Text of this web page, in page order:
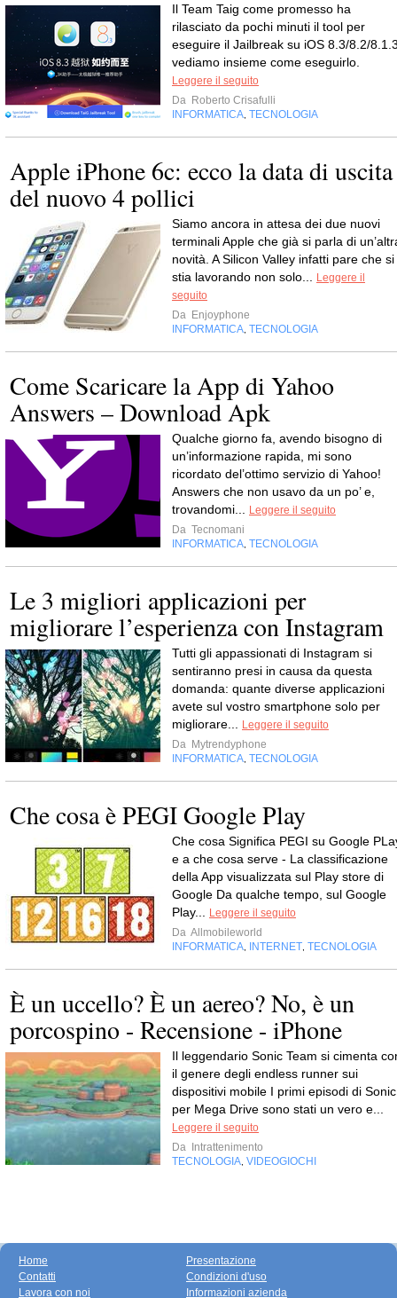
Il Team Taig come promesso ha
rilasciato da pochi minuti il tool per
eseguire il Jailbreak su iOS 8.3/8.2/
vediamo insieme come eseguirlo.
Leggere il seguito
Da Roberto Crisafulli
INFORMATICA TECNOLOGIA
Apple iPhone 6c: ecco la data di uscita
del nuovo 4 pollici
Siamo ancora in attesa dei due nuovi
terminali Apple che già si parla di
novità. A Silicon Valley infatti pare che si
stia lavorando non solo...
Leggere il
seguito
Da Enjoyphone
INFORMATICA TECNOLOGIA
Come Scaricare la App di Yahoo
Answers – Download Apk
Qualche giorno fa, avendo bisogno di
un’informazione rapida, mi sono
ricordato del’ottimo servizio di Yahoo!
Answers che non usavo da un po’ e,
trovandomi...
Leggere il seguito
Da Tecnomani
INFORMATICA TECNOLOGIA
Le 3 migliori applicazioni per
migliorare l’esperienza con Instagram
Tutti gli appassionati di Instagram si
sentiranno presi in causa da questa
domanda: quante diverse applicazioni
avete sul vostro smartphone solo per
migliorare...
Leggere il seguito
Da Mytrendyphone
INFORMATICA TECNOLOGIA
Che cosa è PEGI Google Play
Che cosa Significa PEGI su Google
e a che cosa serve - La classificazione
della App visualizzata sul Play store di
Google Da qualche tempo, sul Google
Play...
Leggere il seguito
Da Allmobileworld
INFORMATICA INTERNET TECNOLOGIA
È un uccello? È un aereo? No, è un
porcospino - Recensione - iPhone
Il leggendario Sonic Team si cimenta
il genere degli endless runner sui
dispositivi mobile I primi episodi di Sonic
per Mega Drive sono stati un vero e...
Leggere il seguito
Da Intrattenimento
TECNOLOGIA VIDEOGIOCHI
Home
Contatti
Lavora con noi
Presentazione
Condizioni d'uso
Informazioni azienda